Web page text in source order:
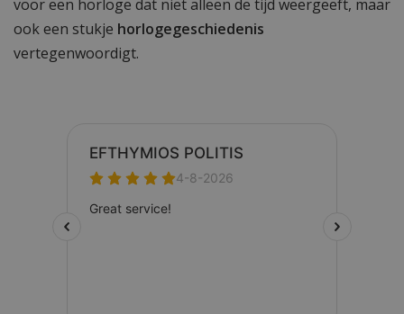
voor een horloge dat niet alleen de tijd weergeeft, maar
ook een stukje horlogegeschiedenis
vertegenwoordigt.